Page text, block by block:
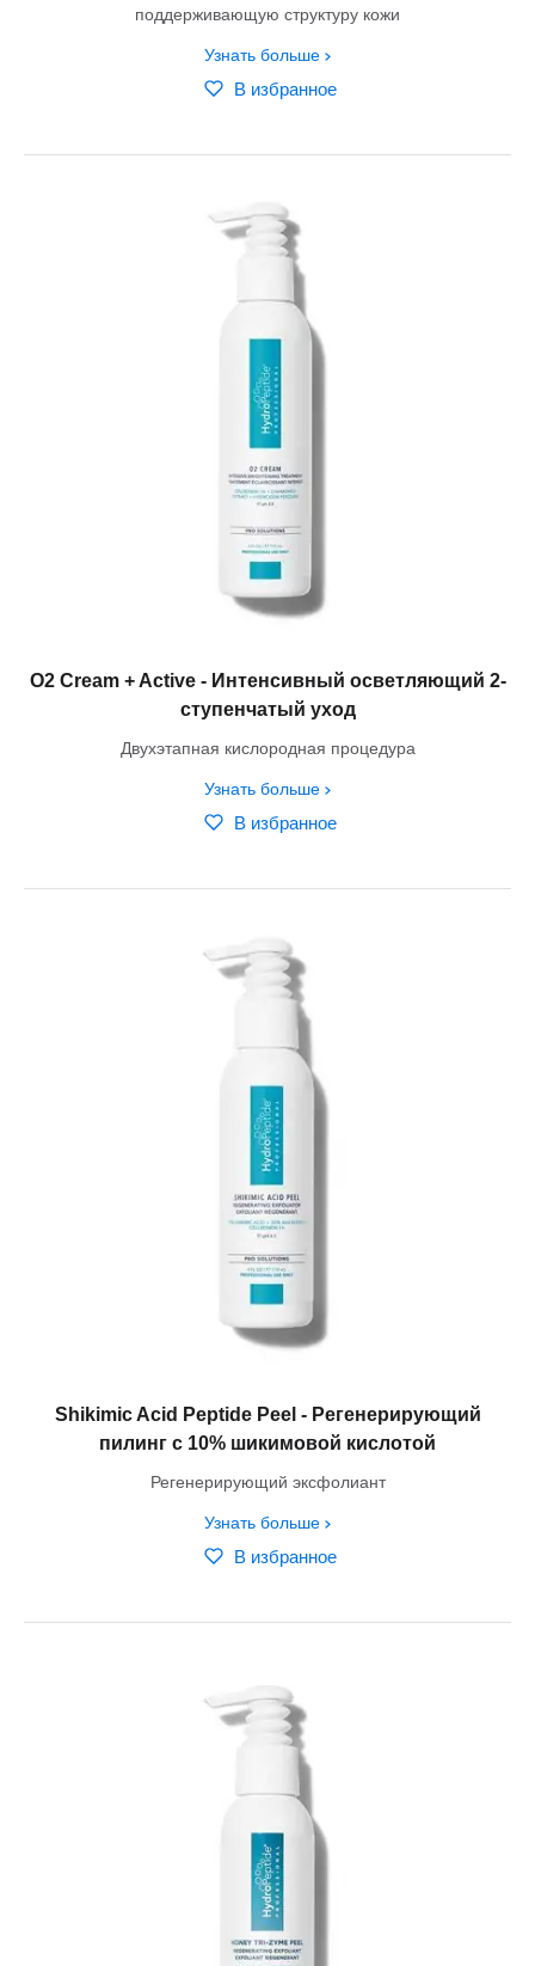
поддерживающую структуру кожи
Узнать больше
В избранное
O2 Cream + Active - Интенсивный осветляющий 2-
ступенчатый уход
Двухэтапная кислородная процедура
Узнать больше
В избранное
Shikimic Acid Peptide Peel - Регенерирующий
пилинг с 10% шикимовой кислотой
Регенерирующий эксфолиант
Узнать больше
В избранное